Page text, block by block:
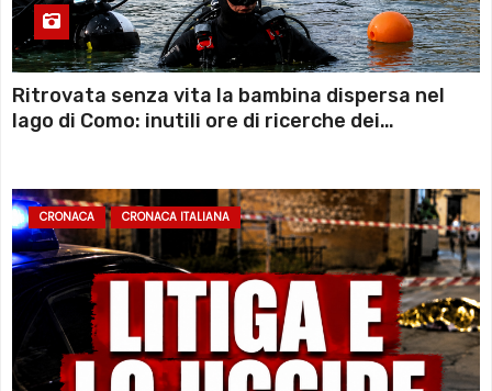
Ritrovata senza vita la bambina dispersa nel
lago di Como: inutili ore di ricerche dei
CRONACA CRONACA ITALIANA